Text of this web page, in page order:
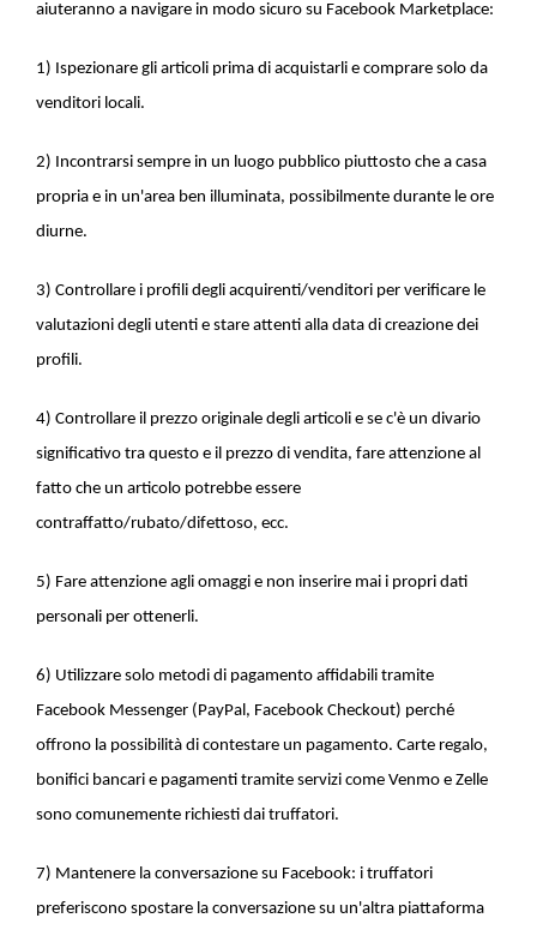
aiuteranno a navigare in modo sicuro su Facebook Marketplace:
1) Ispezionare gli articoli prima di acquistarli e comprare solo da
venditori locali.
2) Incontrarsi sempre in un luogo pubblico piuttosto che a casa
propria e in un'area ben illuminata, possibilmente durante le ore
diurne.
3) Controllare i profili degli acquirenti/venditori per verificare le
valutazioni degli utenti e stare attenti alla data di creazione dei
profili.
4) Controllare il prezzo originale degli articoli e se c'è un divario
significativo tra questo e il prezzo di vendita, fare attenzione al
fatto che un articolo potrebbe essere
contraffatto/rubato/difettoso, ecc.
5) Fare attenzione agli omaggi e non inserire mai i propri dati
personali per ottenerli.
6) Utilizzare solo metodi di pagamento affidabili tramite
Facebook Messenger (PayPal, Facebook Checkout) perché
offrono la possibilità di contestare un pagamento. Carte regalo,
bonifici bancari e pagamenti tramite servizi come Venmo e Zelle
sono comunemente richiesti dai truffatori.
7) Mantenere la conversazione su Facebook: i truffatori
preferiscono spostare la conversazione su un'altra piattaforma